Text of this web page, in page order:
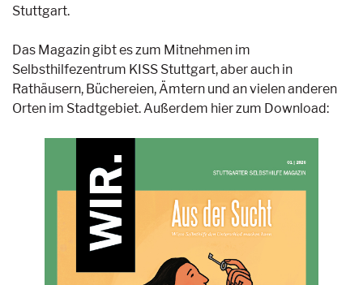
Stuttgart.
Das Magazin gibt es zum Mitnehmen im
Selbsthilfezentrum KISS Stuttgart, aber auch in
Rathäusern, Büchereien, Ämtern und an vielen anderen
Orten im Stadtgebiet. Außerdem hier zum Download: